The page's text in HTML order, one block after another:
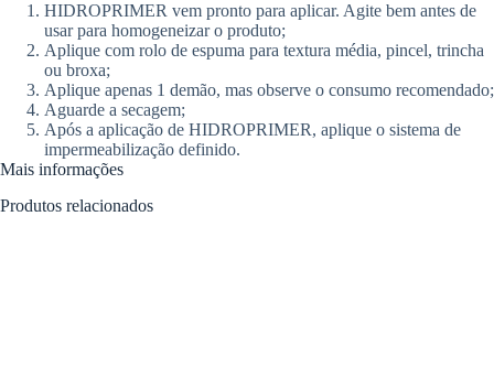
HIDROPRIMER vem pronto para aplicar. Agite bem antes de
usar para homogeneizar o produto;
Aplique com rolo de espuma para textura média, pincel, trincha
ou broxa;
Aplique apenas 1 demão, mas observe o consumo recomendado;
Aguarde a secagem;
Após a aplicação de HIDROPRIMER, aplique o sistema de
impermeabilização definido.
Mais informações
Produtos relacionados